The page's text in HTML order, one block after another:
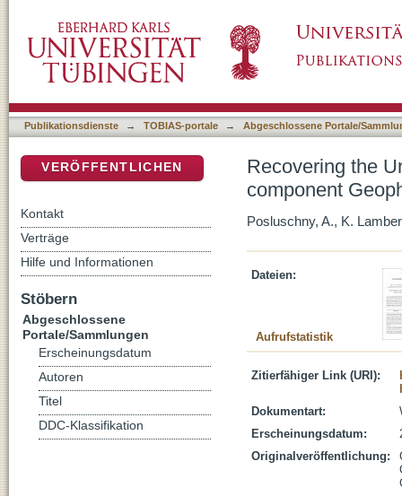
Approaches
Publikationsdienste → TOBIAS-portale → Abgeschlossene Portale/
Recovering the
component
Posluschny, A., K.
Dateien:
Aufrufstatistik
Zitierfähiger Link (URI):
Dokumentart:
Erscheinungsdatum:
Originalveröffentlichung:
VERÖFFENTLICHEN
Kontakt
Verträge
Hilfe und Informationen
Stöbern
Abgeschlossene
Portale/Sammlungen
Erscheinungsdatum
Autoren
Titel
DDC-Klassifikation